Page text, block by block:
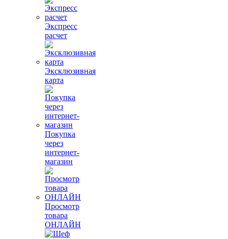
Экспресс
расчет
Эксклюзивная
карта
Покупка
через
интернет-
магазин
Просмотр
товара
ОНЛАЙН